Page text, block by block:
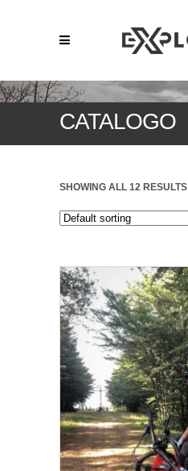
CATALOGO
SHOWING ALL 12 RESULTS